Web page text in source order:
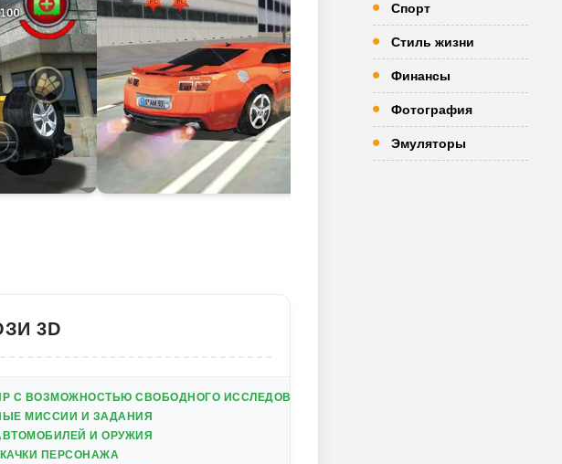
3D
С ВОЗМОЖНОСТЬЮ СВОБОДНОГО ИССЛЕДОВАНИЯ
МИССИИ И ЗАДАНИЯ
И ОРУЖИЯ
ПЕРСОНАЖА
Спорт
Стиль жизни
Финансы
Фотография
Эмуляторы